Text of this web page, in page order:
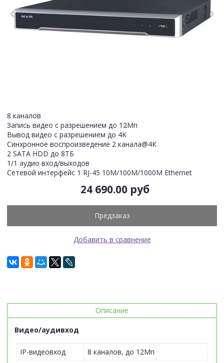
8 каналов
Запись видео с разрешением до 12Мп
Вывод видео с разрешением до 4K
Синхронное воспроизведение 2 канала@4К
2 SATA HDD до 8ТБ
1/1 аудио вход/выходов
Сетевой интерфейс 1 RJ-45 10M/100M/1000M Ethernet
24 690.00 руб
Предзаказ
Добавить в сравнение
Описание
Видео/аудивход
IP-видеовход
8 каналов, до 12Мп